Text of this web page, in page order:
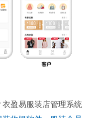
盈易服装店管理系统